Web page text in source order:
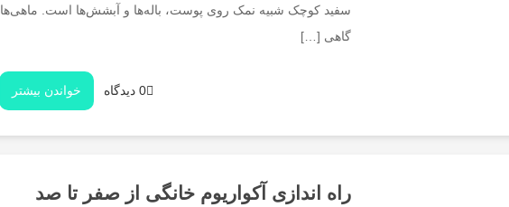
سفید کوچک شبیه نمک روی پوست، باله‌ها و آبشش‌ها است. ماهی‌ها
گاهی […]
0 دیدگاه خواندن بیشتر
راه‌ اندازی آکواریوم خانگی از صفر تا صد